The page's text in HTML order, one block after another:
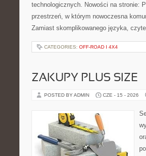
technologicznych. Nowości na stronie:
przestrzeń, w którym nowoczesna
Zamiast skomplikowanego języka,
CATEGORIES: OFF-ROAD I 4X4
ZAKUPY PLUS SIZE
POSTED BY ADMIN CZE - 15 - 2026